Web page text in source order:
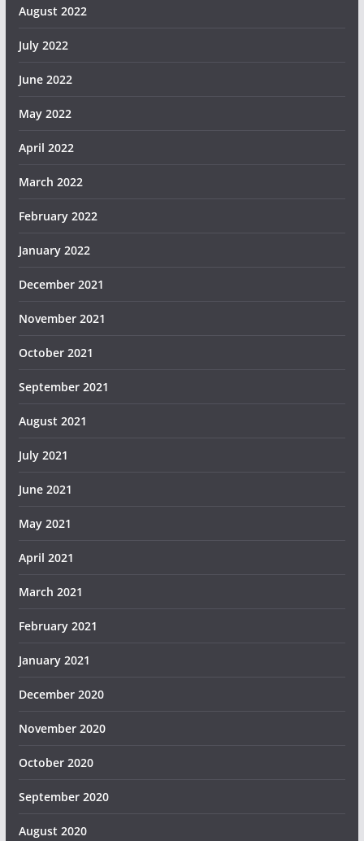
August 2022
July 2022
June 2022
May 2022
April 2022
March 2022
February 2022
January 2022
December 2021
November 2021
October 2021
September 2021
August 2021
July 2021
June 2021
May 2021
April 2021
March 2021
February 2021
January 2021
December 2020
November 2020
October 2020
September 2020
August 2020